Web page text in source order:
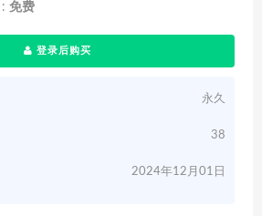
免费
登录后购买
永久
38
2024年12月01日